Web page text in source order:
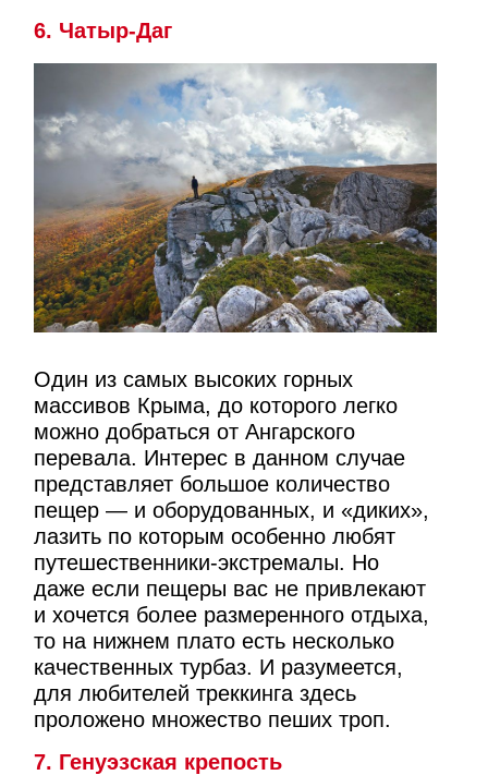
6. Чатыр-Даг
Один из самых высоких горных
массивов Крыма, до которого легко
можно добраться от Ангарского
перевала. Интерес в данном случае
представляет большое количество
пещер — и оборудованных, и «диких»,
лазить по которым особенно любят
путешественники-экстремалы. Но
даже если пещеры вас не привлекают
и хочется более размеренного отдыха,
то на нижнем плато есть несколько
качественных турбаз. И разумеется,
для любителей треккинга здесь
проложено множество пеших троп.
7. Генуэзская крепость